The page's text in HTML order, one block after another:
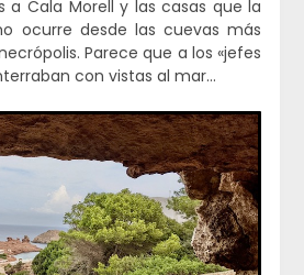
a Cala Morell y las casas que la
ocurre desde las cuevas más
Parece que a los «jefes
con vistas al mar…